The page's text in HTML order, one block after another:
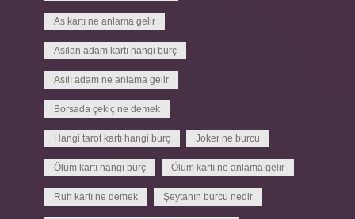
As kartı ne anlama gelir
Asılan adam kartı hangi burç
Asılı adam ne anlama gelir
Borsada çekiç ne demek
Hangi tarot kartı hangi burç Joker ne burcu
Ölüm kartı hangi burç Ölüm kartı ne anlama gelir
Ruh kartı ne demek Şeytanın burcu nedir